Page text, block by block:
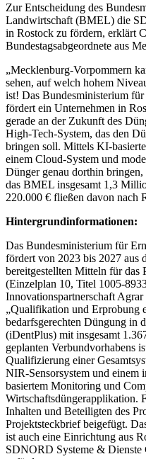
Zur Entscheidung des
Landwirtschaft (BMEL) die
in Rostock zu fördern, erklärt
Bundestagsabgeordnete aus
„Mecklenburg-Vorpommern
sehen, auf welch hohem
ist! Das Bundesministerium
fördert ein Unternehmen in
gerade an der Zukunft des
High-Tech-System, das den
bringen soll. Mittels KI-
einem Cloud-System und
Dünger genau dorthin
das BMEL insgesamt 1,3
220.000 € fließen davon nach
Hintergrundinformationen:
Das Bundesministerium für
fördert von 2023 bis 2027 aus
bereitgestellten Mitteln für das
(Einzelplan 10, Titel 1005-
Innovationspartnerschaft
„Qualifikation und Erprobung
bedarfsgerechten Düngung in
(iDentPlus) mit insgesamt
geplanten Verbundvorhabens
Qualifizierung einer
NIR-Sensorsystem und
basiertem Monitoring und
Wirtschaftsdüngerapplikation.
Inhalten und Beteiligten des
Projektsteckbrief beigefügt.
ist auch eine Einrichtung aus
SDNORD Systeme &